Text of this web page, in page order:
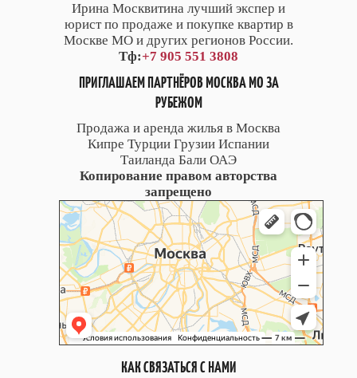
Ирина Москвитина лучший экспер и
юрист по продаже и покупке квартир в
Москве МО и других регионов России.
Тф:+7 905 551 3808
ПРИГЛАШАЕМ ПАРТНЁРОВ МОСКВА МО ЗА
РУБЕЖОМ
Продажа и аренда жилья в Москва
Кипре Турции Грузии Испании
Таиланда Бали ОАЭ
Копирование правом авторства
запрещено
КАК СВЯЗАТЬСЯ С НАМИ